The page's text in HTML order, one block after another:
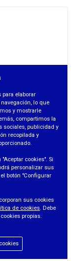
para elaborar
lo que
y mostrarle
compartimos la
sociales, publicidad y
recopilada y
cookies". Si
personalizar sus
botón "Configurar
sus cookies
de cookies. Debe
propias.